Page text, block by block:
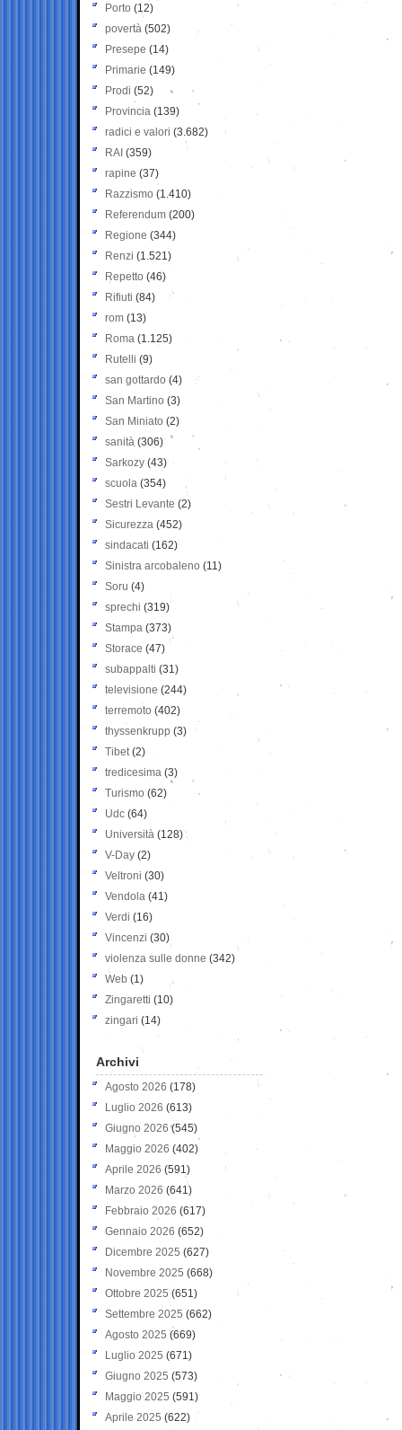
Porto (12)
povertà (502)
Presepe (14)
Primarie (149)
Prodi (52)
Provincia (139)
radici e valori (3.682)
RAI (359)
rapine (37)
Razzismo (1.410)
Referendum (200)
Regione (344)
Renzi (1.521)
Repetto (46)
Rifiuti (84)
rom (13)
Roma (1.125)
Rutelli (9)
san gottardo (4)
San Martino (3)
San Miniato (2)
sanità (306)
Sarkozy (43)
scuola (354)
Sestri Levante (2)
Sicurezza (452)
sindacati (162)
Sinistra arcobaleno (11)
Soru (4)
sprechi (319)
Stampa (373)
Storace (47)
subappalti (31)
televisione(244)
terremoto (402)
thyssenkrupp (3)
Tibet(2)
tredicesima (3)
Turismo (62)
Udc (64)
Università (128)
V-Day (2)
Veltroni (30)
Vendola (41)
Verdi (16)
Vincenzi (30)
violenza sulle donne (342)
Web (1)
Zingaretti (10)
zingari (14)
Archivi
Agosto 2026 (178)
Luglio 2026 (613)
Giugno 2026 (545)
Maggio 2026 (402)
Aprile 2026 (591)
Marzo 2026 (641)
Febbraio 2026 (617)
Gennaio 2026 (652)
Dicembre 2025 (627)
Novembre 2025 (668)
Ottobre 2025 (651)
Settembre 2025 (662)
Agosto 2025 (669)
Luglio 2025 (671)
Giugno 2025 (573)
Maggio 2025 (591)
Aprile 2025 (622)